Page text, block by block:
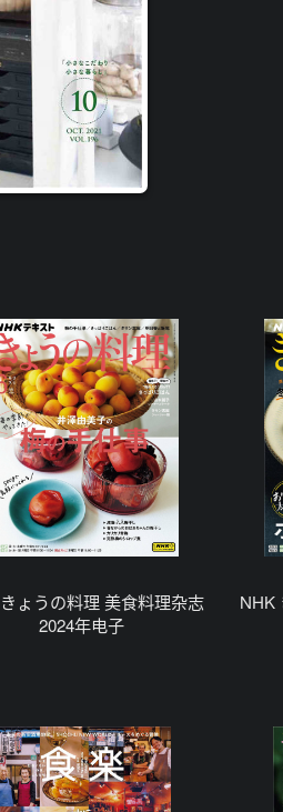
ょうの料理 美食料理杂志
2024年电子
NHK